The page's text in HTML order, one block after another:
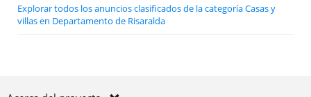
Explorar todos los anuncios clasificados de la categoría Casas y
villas en Departamento de Risaralda